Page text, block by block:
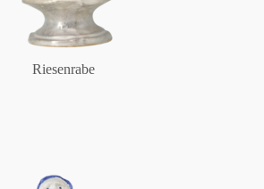
Riesenrabe